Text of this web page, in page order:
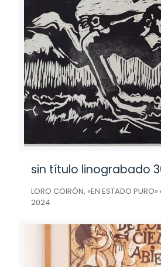
sin título linograbado
LORO COIRÓN, «EN ESTADO
2024